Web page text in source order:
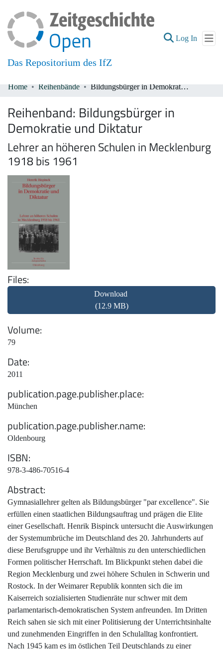
Das Repositorium des IfZ
Log In (current)
All of DSpace
Home Reihenbände Bildungsbürger in Demokratie und Diktatur
Reihenband: Bildungsbürger in
Demokratie und Diktatur
Lehrer an höheren Schulen in Mecklenburg
1918 bis 1961
Files
Download
(12.9 MB)
Volume
79
Date
2011
publication.page.publisher.place
München
publication.page.publisher.name
Oldenbourg
ISBN
978-3-486-70516-4
Abstract
Gymnasiallehrer gelten als Bildungsbürger "par excellence". Sie
erfüllen einen staatlichen Bildungsauftrag und prägen die Elite
einer Gesellschaft. Henrik Bispinck untersucht die Auswirkungen
der Systemumbrüche im Deutschland des 20. Jahrhunderts auf
diese Berufsgruppe und ihr Verhältnis zu den unterschiedlichen
Formen politischer Herrschaft. Im Blickpunkt stehen dabei die
Region Mecklenburg und zwei höhere Schulen in Schwerin und
Rostock. In der Weimarer Republik konnten sich die im
Kaiserreich sozialisierten Studienräte nur schwer mit dem
parlamentarisch-demokratischen System anfreunden. Im Dritten
Reich sahen sie sich mit einer Politisierung der Unterrichtsinhalte
und zunehmenden Eingriffen in den Schulalltag konfrontiert.
Nach 1945 kam es im östlichen Teil Deutschlands zu einer